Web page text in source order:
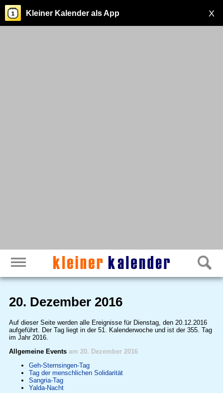
X
Kleiner Kalender als App
20. Dezember 2016
Auf dieser Seite werden alle Ereignisse für Dienstag, den 20.12.2016
aufgeführt. Der Tag liegt in der 51. Kalenderwoche und ist der 355. Tag
im Jahr 2016.
Allgemeine Events am 20. Dezember 2016
Geh-Sternsingen-Tag
Tag der menschlichen Solidarität
Sangria-Tag
Yalda-Nacht